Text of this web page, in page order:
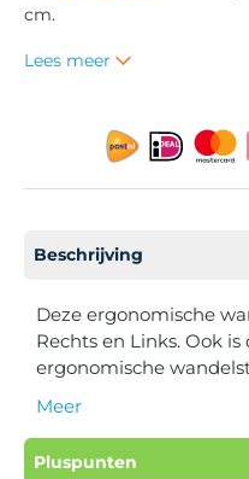
cm.
Lees meer
Beschrijving
Deze ergonomische
Rechts en Links. Ook
ergonomische
Meer
Pluspunten